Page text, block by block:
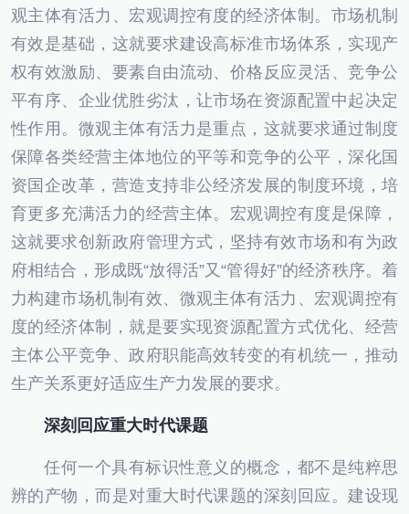
观主体有活力、宏观调控有度的经济体制。市场机制
有效是基础，这就要求建设高标准市场体系，实现产
权有效激励、要素自由流动、价格反应灵活、竞争公
平有序、企业优胜劣汰，让市场在资源配置中起决定
性作用。微观主体有活力是重点，这就要求通过制度
保障各类经营主体地位的平等和竞争的公平，深化国
资国企改革，营造支持非公经济发展的制度环境，培
育更多充满活力的经营主体。宏观调控有度是保障，
这就要求创新政府管理方式，坚持有效市场和有为政
府相结合，形成既“放得活”又“管得好”的经济秩序。着
力构建市场机制有效、微观主体有活力、宏观调控有
度的经济体制，就是要实现资源配置方式优化、经营
主体公平竞争、政府职能高效转变的有机统一，推动
生产关系更好适应生产力发展的要求。
深刻回应重大时代课题
任何一个具有标识性意义的概念，都不是纯粹思
辨的产物，而是对重大时代课题的深刻回应。建设现